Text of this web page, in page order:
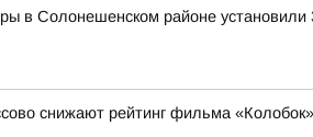
в Солонешенском районе установили
снижают рейтинг фильма